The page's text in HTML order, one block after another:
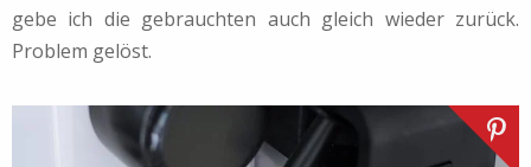
gebe ich die gebrauchten auch gleich wieder zurück.
Problem gelöst.